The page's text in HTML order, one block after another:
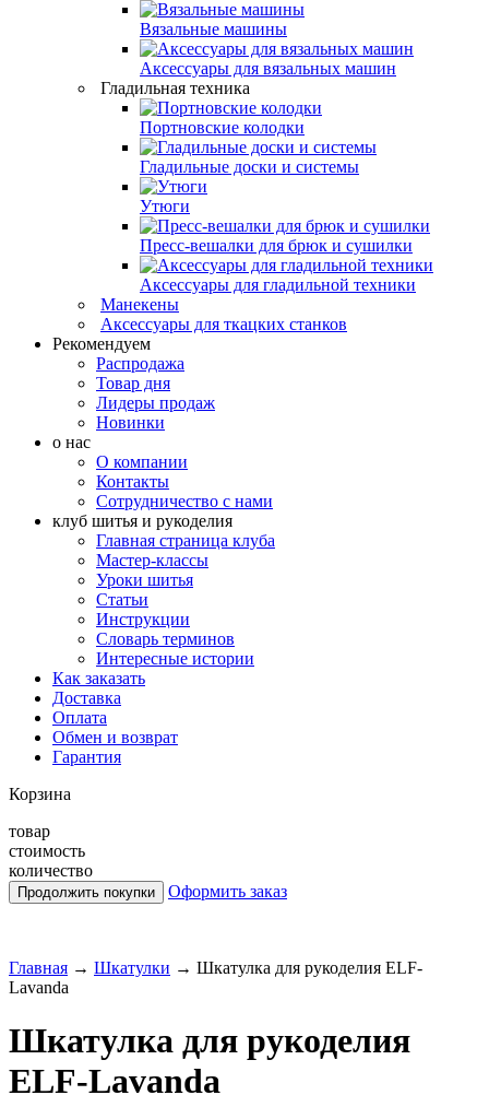
Вязальные машины
Аксессуары для вязальных машин
Гладильная техника
Портновские колодки
Гладильные доски и системы
Утюги
Пресс-вешалки для брюк и сушилки
Аксессуары для гладильной техники
Манекены
Аксессуары для ткацких станков
Рекомендуем
Распродажа
Товар дня
Лидеры продаж
Новинки
о нас
О компании
Контакты
Сотрудничество с нами
клуб шитья и рукоделия
Главная страница клуба
Мастер-классы
Уроки шитья
Статьи
Инструкции
Словарь терминов
Интересные истории
Как заказать
Доставка
Оплата
Обмен и возврат
Гарантия
Корзина
товар
стоимость
количество
Оформить заказ
Главная → Шкатулки → Шкатулка для рукоделия ELF-
Lavanda
Шкатулка для рукоделия
ELF-Lavanda